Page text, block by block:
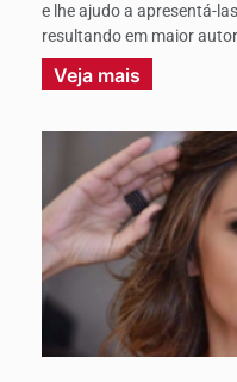
e lhe ajudo a apresentá-
resultando em maior
Veja mais